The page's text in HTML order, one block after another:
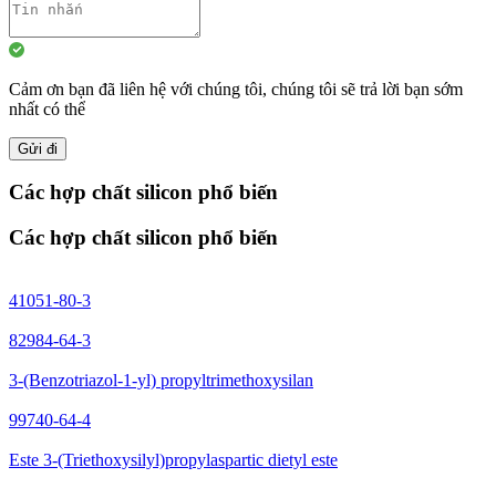
Cảm ơn bạn đã liên hệ với chúng tôi, chúng tôi sẽ trả lời bạn sớm
nhất có thể
Gửi đi
Các hợp chất silicon phổ biến
Các hợp chất silicon phổ biến
41051-80-3
82984-64-3
3-(Benzotriazol-1-yl) propyltrimethoxysilan
99740-64-4
Este 3-(Triethoxysilyl)propylaspartic dietyl este